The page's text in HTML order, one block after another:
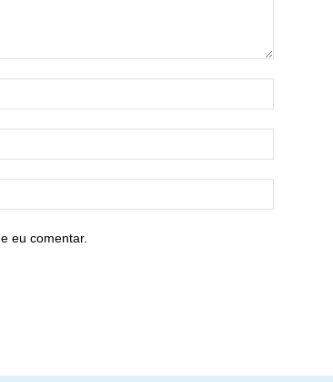
eu comentar.